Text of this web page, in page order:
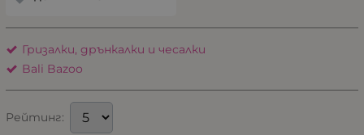
Гризалки, дрънкалки и чесалки
Bali Bazoo
Рейтинг: